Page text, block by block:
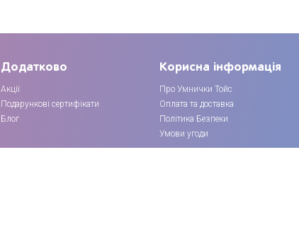
Додатково
Акції
Подарункові сертифікати
Блог
Корисна інформація
Про Умнички Тойс
Оплата та доставка
Політика Безпеки
Умови угоди